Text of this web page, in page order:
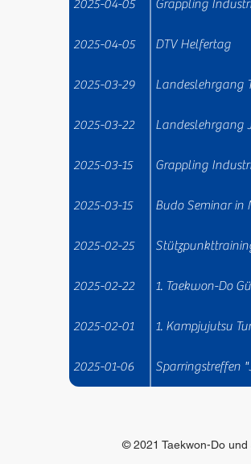
2025-04-05 Grappling
2025-04-05 DTV Helfertag
2025-03-29 Landeslehrgang
2025-03-22 Landeslehrgang
2025-03-15 Grappling
2025-03-15 Budo Seminar in
2025-02-25
2025-02-22 1. Taekwon-Do
2025-02-01 1. Kampjujutsu
2025-01-06 Sparringstreffen
© 2021 Taekwon-Do